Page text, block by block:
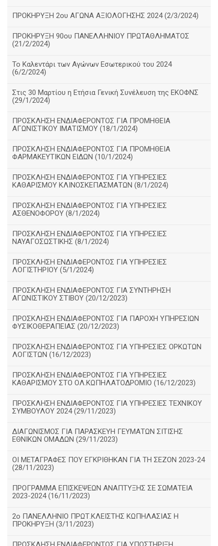
ΠΡΟΚΗΡΥΞΗ 2ου ΑΓΩΝΑ ΑΞΙΟΛΟΓΗΣΗΣ 2024 (2/3/2024)
ΠΡΟΚΗΡΥΞΗ 90ου ΠΑΝΕΛΛΗΝΙΟΥ ΠΡΩΤΑΘΛΗΜΑΤΟΣ
(21/2/2024)
Το Καλεντάρι των Αγώνων Εσωτερικού του 2024
(6/2/2024)
Στις 30 Μαρτίου η Ετήσια Γενική Συνέλευση της ΕΚΟΦΝΣ
(29/1/2024)
ΠΡΟΣΚΛΗΣΗ ΕΝΔΙΑΦΕΡΟΝΤΟΣ ΓΙΑ ΠΡΟΜΗΘΕΙΑ
ΑΓΩΝΙΣΤΙΚΟΥ ΙΜΑΤΙΣΜΟΥ (18/1/2024)
ΠΡΟΣΚΛΗΣΗ ΕΝΔΙΑΦΕΡΟΝΤΟΣ ΓΙΑ ΠΡΟΜΗΘΕΙΑ
ΦΑΡΜΑΚΕΥΤΙΚΩΝ ΕΙΔΩΝ (10/1/2024)
ΠΡΟΣΚΛΗΣΗ ΕΝΔΙΑΦΕΡΟΝΤΟΣ ΓΙΑ ΥΠΗΡΕΣΙΕΣ
ΚΑΘΑΡΙΣΜΟΥ ΚΛΙΝΟΣΚΕΠΑΣΜΑΤΩΝ (8/1/2024)
ΠΡΟΣΚΛΗΣΗ ΕΝΔΙΑΦΕΡΟΝΤΟΣ ΓΙΑ ΥΠΗΡΕΣΙΕΣ
ΑΣΘΕΝΟΦΟΡΟΥ (8/1/2024)
ΠΡΟΣΚΛΗΣΗ ΕΝΔΙΑΦΕΡΟΝΤΟΣ ΓΙΑ ΥΠΗΡΕΣΙΕΣ
ΝΑΥΑΓΟΣΩΣΤΙΚΗΣ (8/1/2024)
ΠΡΟΣΚΛΗΣΗ ΕΝΔΙΑΦΕΡΟΝΤΟΣ ΓΙΑ ΥΠΗΡΕΣΙΕΣ
ΛΟΓΙΣΤΗΡΙΟΥ (5/1/2024)
ΠΡΟΣΚΛΗΣΗ ΕΝΔΙΑΦΕΡΟΝΤΟΣ ΓΙΑ ΣΥΝΤΗΡΗΣΗ
ΑΓΩΝΙΣΤΙΚΟΥ ΣΤΙΒΟΥ (20/12/2023)
ΠΡΟΣΚΛΗΣΗ ΕΝΔΙΑΦΕΡΟΝΤΟΣ ΓΙΑ ΠΑΡΟΧΗ ΥΠΗΡΕΣΙΩΝ
ΦΥΣΙΚΟΘΕΡΑΠΕΙΑΣ (20/12/2023)
ΠΡΟΣΚΛΗΣΗ ΕΝΔΙΑΦΕΡΟΝΤΟΣ ΓΙΑ ΥΠΗΡΕΣΙΕΣ ΟΡΚΩΤΩΝ
ΛΟΓΙΣΤΩΝ (16/12/2023)
ΠΡΟΣΚΛΗΣΗ ΕΝΔΙΑΦΕΡΟΝΤΟΣ ΓΙΑ ΥΠΗΡΕΣΙΕΣ
ΚΑΘΑΡΙΣΜΟΥ ΣΤΟ ΟΛ.ΚΩΠΗΛΑΤΟΔΡΟΜΙΟ (16/12/2023)
ΠΡΟΣΚΛΗΣΗ ΕΝΔΙΑΦΕΡΟΝΤΟΣ ΓΙΑ ΥΠΗΡΕΣΙΕΣ ΤΕΧΝΙΚΟΥ
ΣΥΜΒΟΥΛΟΥ 2024 (29/11/2023)
ΔΙΑΓΩΝΙΣΜΟΣ ΓΙΑ ΠΑΡΑΣΚΕΥΗ ΓΕΥΜΑΤΩΝ ΣΙΤΙΣΗΣ
ΕΘΝΙΚΩΝ ΟΜΑΔΩΝ (29/11/2023)
ΟΙ ΜΕΤΑΓΡΑΦΕΣ ΠΟΥ ΕΓΚΡΙΘΗΚΑΝ ΓΙΑ ΤΗ ΣΕΖΟΝ 2023-24
(28/11/2023)
ΠΡΟΓΡΑΜΜΑ ΕΠΙΣΚΕΨΕΩΝ ΑΝΑΠΤΥΞΗΣ ΣΕ ΣΩΜΑΤΕΙΑ
2023-2024 (16/11/2023)
2ο ΠΑΝΕΛΛΗΝΙΟ ΠΡΩΤ.ΚΛΕΙΣΤΗΣ ΚΩΠΗΛΑΣΙΑΣ Η
ΠΡΟΚΗΡΥΞΗ (3/11/2023)